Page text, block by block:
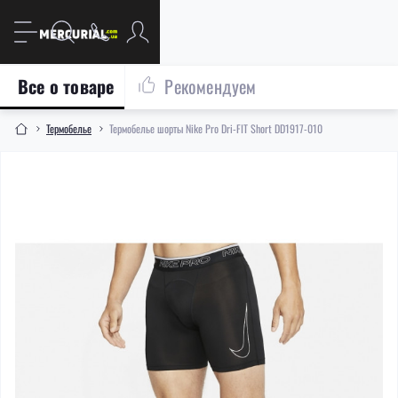
Термобелье Термобелье шорты Nike Pro Dri-FIT Short DD1917-010
Все о товаре Рекомендуем